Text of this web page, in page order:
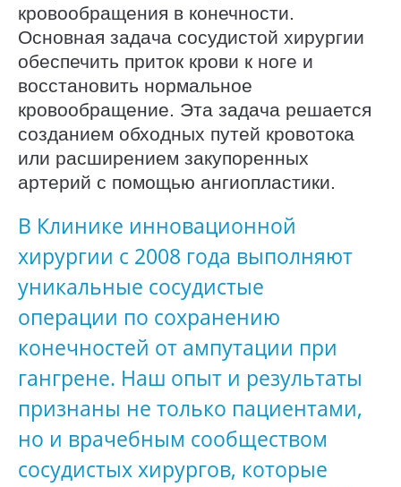
кровообращения в конечности.
Основная задача сосудистой хирургии
обеспечить приток крови к ноге и
восстановить нормальное
кровообращение. Эта задача решается
созданием обходных путей кровотока
или расширением закупоренных
артерий с помощью ангиопластики.
В Клинике инновационной
хирургии с 2008 года выполняют
уникальные сосудистые
операции по сохранению
конечностей от ампутации при
гангрене. Наш опыт и результаты
признаны не только пациентами,
но и врачебным сообществом
сосудистых хирургов, которые